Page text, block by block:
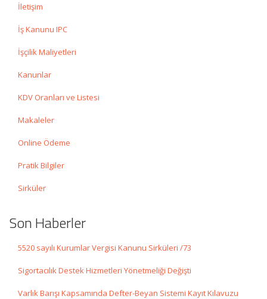
İletişim
İş Kanunu IPC
İşçilik Maliyetleri
Kanunlar
KDV Oranları ve Listesi
Makaleler
Online Ödeme
Pratik Bilgiler
Sirküler
Son Haberler
5520 sayılı Kurumlar Vergisi Kanunu Sirküleri /73
Sigortacılık Destek Hizmetleri Yönetmeliği Değişti
Varlık Barışı Kapsamında Defter-Beyan Sistemi Kayıt Kılavuzu